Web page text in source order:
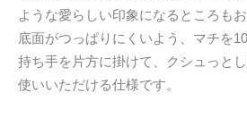
ような愛らしい印象になるところも
底面がつっぱりにくいよう、マチを
持ち手を片方に掛けて、クシュっと
使いいただける仕様です。